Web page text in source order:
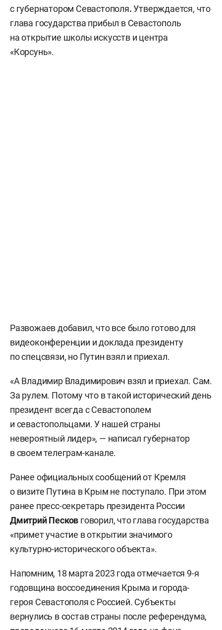
с губернатором Севастополя.Утверждается, что
глава государства прибыл в Севастополь
на открытие школы искусств и центра
«Корсунь».
Развожаев добавил, что все было готово для
видеоконференции и доклада президенту
по спецсвязи, но Путин взял и приехал.
«А Владимир Владимирович взял и приехал. Сам.
За рулем. Потому что в такой исторический день
президент всегда с Севастополем
и севастопольцами. У нашей страны
невероятный лидер», — написал губернатор
в своем телеграм-канале.
Ранее официальных сообщений от Кремля
о визите Путина в Крым не поступало. При этом
ранее пресс-секретарь президента России
Дмитрий Песков говорил, что глава государства
«примет участие в открытии значимого
культурно-исторического объекта».
Напомним, 18 марта 2023 года отмечается 9-я
годовщина воссоединения Крыма и города-
героя Севастополя с Россией. Субъекты
вернулись в состав страны после референдума,